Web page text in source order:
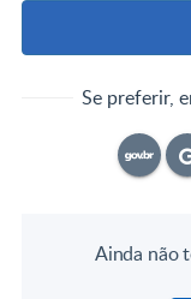
Se preferir,
Ainda não